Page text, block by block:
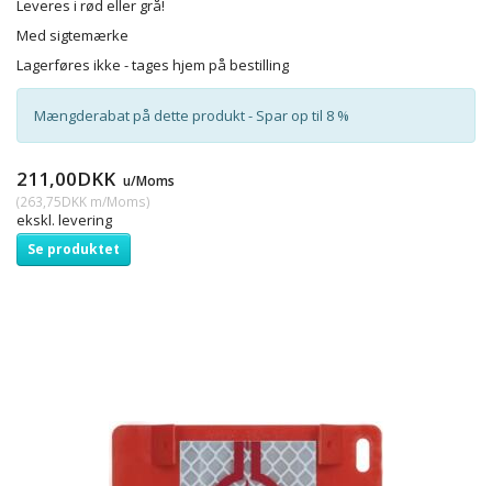
Leveres i rød eller grå!
Med sigtemærke
Lagerføres ikke - tages hjem på bestilling
Mængderabat på dette produkt - Spar op til 8 %
211,00DKK u/Moms
(263,75DKK m/Moms)
ekskl. levering
Se produktet